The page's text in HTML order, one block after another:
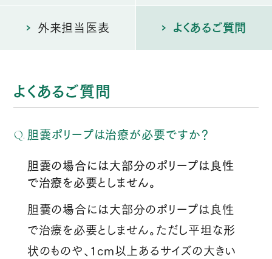
外来担当医表 よくあるご質問
よくあるご質問
胆嚢ポリープは治療が必要ですか？
胆嚢の場合には大部分のポリープは良性
で治療を必要としません。
胆嚢の場合には大部分のポリープは良性
で治療を必要としません。ただし平坦な形
状のものや、1cm以上あるサイズの大きい